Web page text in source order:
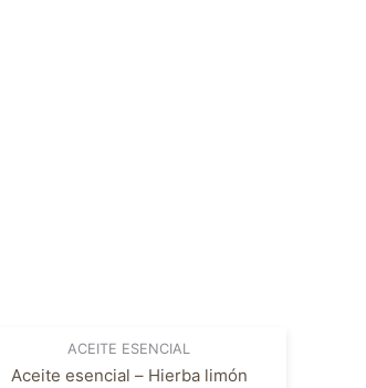
ACEITE ESENCIAL
Aceite esencial – Hierba limón